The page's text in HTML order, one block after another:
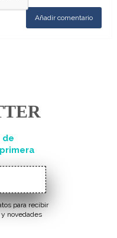
de
para recibir
novedades